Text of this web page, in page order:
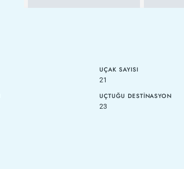
UÇAK SAYISI
21
UÇTUĞU DESTINASYON
23